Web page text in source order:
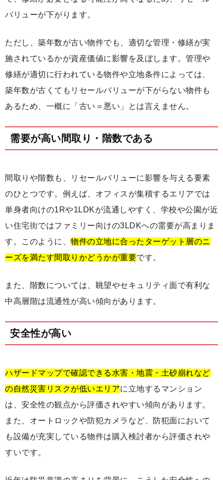
バリューが下がります。
ただし、築年数が古い物件でも、適切な管理・修繕が実
施されているかが資産価値に影響を及ぼします。管理や
修繕が適切に行われている物件や立地条件によっては、
築年数が古くてもリセールバリューが下がらない物件も
あるため、一概に「古い＝悪い」とは言えません。
需要が高い間取り・階数である
間取りや階数も、リセールバリューに影響を与える要素
のひとつです。例えば、オフィスが集積するエリアでは
単身者向けの1Rや1LDKが流通しやすく、学校や公園が近
い住宅街ではファミリー向けの3LDKへの需要が高まりま
す。このように、 物件の立地に合ったターゲット層のニ
ーズを満たす間取りかどうかが重要です。
また、階数については、眺望やセキュリティ面で有利な
中高層階は流通性が高い傾向があります。
安全性が高い
ハザードマップで確認できる水害・地震・土砂崩れなど
の自然災害リスクが低いエリアに立地するマンション
は、安全性の観点から評価されやすい傾向があります。
また、オートロックや防犯カメラなど、防犯面において
も設備が充実している物件は購入検討者から評価されや
すいです。